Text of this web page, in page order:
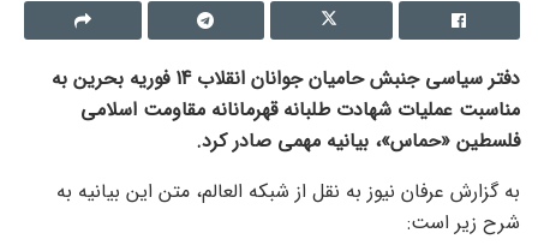
دفتر سیاسی جنبش حامیان جوانان انقلاب 14 فوریه بحرین به
مناسبت عملیات شهادت طلبانه قهرمانانه مقاومت اسلامی
فلسطین «حماس»، بیانیه مهمی صادر کرد.
به گزارش عرفان نیوز به نقل از شبکه العالم، متن این بیانیه به
شرح زیر است: